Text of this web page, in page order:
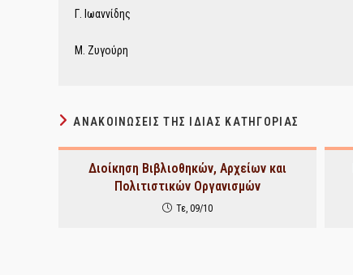
Γ. Ιωαννίδης
Μ. Ζυγούρη
ΑΝΑΚΟΙΝΏΣΕΙΣ ΤΗΣ ΊΔΙΑΣ ΚΑΤΗΓΟΡΊΑΣ
Διοίκηση Βιβλιοθηκών, Αρχείων και
Πολιτιστικών Οργανισμών
Τε, 09/10